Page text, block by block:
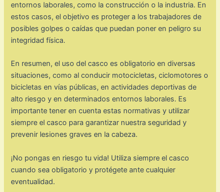
entornos laborales, como la construcción o la industria. En
estos casos, el objetivo es proteger a los trabajadores de
posibles golpes o caídas que puedan poner en peligro su
integridad física.
En resumen, el uso del casco es obligatorio en diversas
situaciones, como al conducir motocicletas, ciclomotores o
bicicletas en vías públicas, en actividades deportivas de
alto riesgo y en determinados entornos laborales. Es
importante tener en cuenta estas normativas y utilizar
siempre el casco para garantizar nuestra seguridad y
prevenir lesiones graves en la cabeza.
¡No pongas en riesgo tu vida! Utiliza siempre el casco
cuando sea obligatorio y protégete ante cualquier
eventualidad.